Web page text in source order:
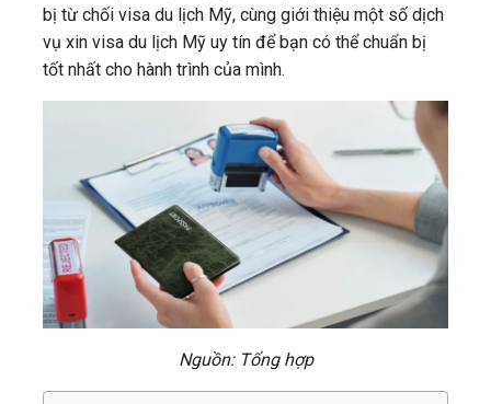
bị từ chối visa du lịch Mỹ, cùng giới thiệu một số dịch
vụ xin visa du lịch Mỹ uy tín để bạn có thể chuẩn bị
tốt nhất cho hành trình của mình.
Nguồn: Tổng hợp